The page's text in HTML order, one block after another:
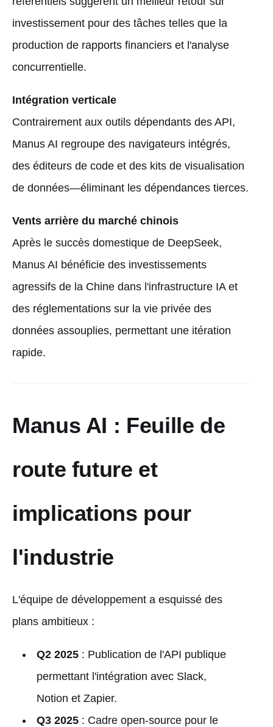
investissement pour des tâches telles que la
production de rapports financiers et l'analyse
concurrentielle.
Intégration verticale
Contrairement aux outils dépendants des API,
Manus AI regroupe des navigateurs intégrés,
des éditeurs de code et des kits de visualisation
de données—éliminant les dépendances tierces.
Vents arrière du marché chinois
Après le succès domestique de DeepSeek,
Manus AI bénéficie des investissements
agressifs de la Chine dans l'infrastructure IA et
des réglementations sur la vie privée des
données assouplies, permettant une itération
rapide.
Manus AI : Feuille de
route future et
implications pour
l'industrie
L'équipe de développement a esquissé des
plans ambitieux :
Q2 2025: Publication de l'API publique
permettant l'intégration avec Slack,
Notion et Zapier.
Q3 2025: Cadre open-source pour le